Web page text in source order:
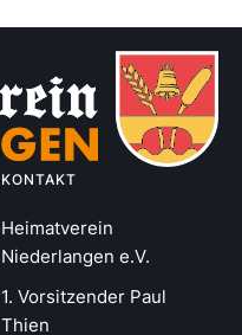
KONTAKT
Heimatverein
Niederlangen e.V.
1. Vorsitzender Paul
Thien